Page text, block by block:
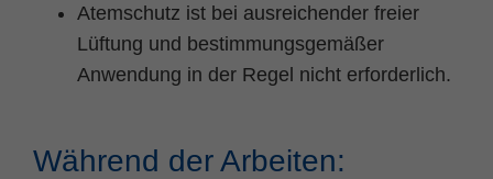
Atemschutz ist bei ausreichender freier
Lüftung und bestimmungsgemäßer
Anwendung in der Regel nicht erforderlich.
Während der Arbeiten: